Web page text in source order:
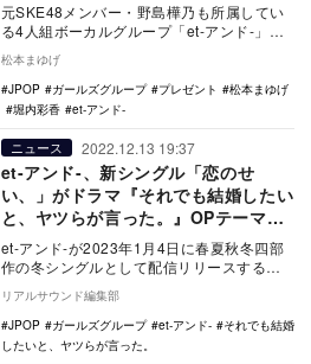
元SKE48メンバー・野島樺乃も所属してい
る4人組ボーカルグループ「et-アンド-」
リ…
松本まゆげ
JPOP
ガールズグループ プレゼント
松本まゆげ
堀内彩香
et-アンド-
ニュース 2022.12.13 19:37
et-アンド-、新シングル「恋のせ
い、」がドラマ『それでも結婚したい
と、ヤツらが言った。』OPテーマに
決定
et-アンド-が2023年1月4日に春夏秋冬四部
作の冬シングルとして配信リリースする新
曲「恋のせい、」が、2023年1月4日スタ…
リアルサウンド編集部
JPOP
ガールズグループ et-アンド-
それでも結婚
したいと、ヤツらが言った。